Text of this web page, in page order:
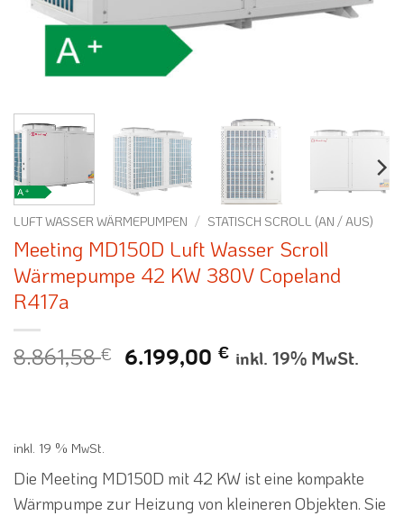
LUFT WASSER WÄRMEPUMPEN / STATISCH SCROLL (AN / AUS)
Meeting MD150D Luft Wasser Scroll
Wärmepumpe 42 KW 380V Copeland
R417a
8.861,58€
Ursprünglicher
6.199,00€Aktueller
inkl. 19% MwSt.
inkl. 19 % MwSt.
Die Meeting MD150D mit 42 KW ist eine kompakte
Wärmpumpe zur Heizung von kleineren Objekten. Sie